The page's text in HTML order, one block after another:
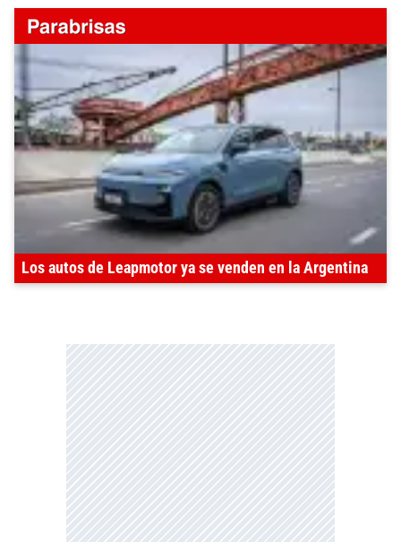
Los autos de Leapmotor ya se venden en la Argentina